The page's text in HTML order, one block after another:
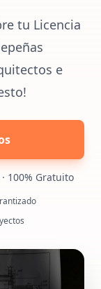
tu Licencia
e
100% Gratuito